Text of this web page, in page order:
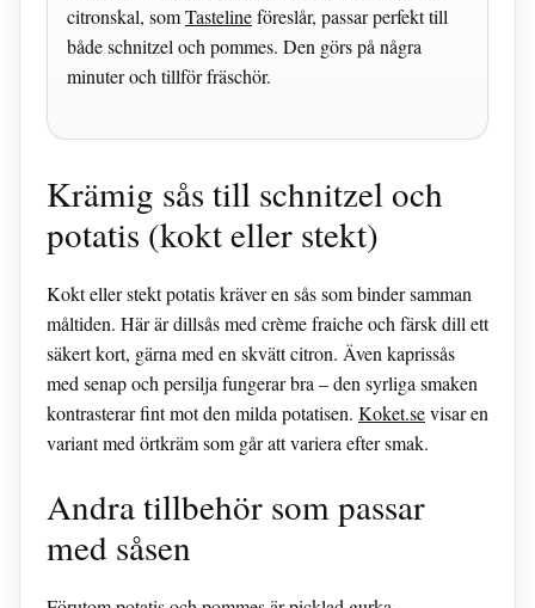
citronskal, somTastelineföreslår, passar perfekt till
både schnitzel och pommes. Den görs på några
minuter och tillför fräschör.
Krämig sås till schnitzel och
potatis (kokt eller stekt)
Kokt eller stekt potatis kräver en sås som binder samman
måltiden. Här är dillsås med crème fraiche och färsk dill ett
säkert kort, gärna med en skvätt citron. Även kaprissås
med senap och persilja fungerar bra – den syrliga smaken
kontrasterar fint mot den milda potatisen. Koket.sevisar en
variant med örtkräm som går att variera efter smak.
Andra tillbehör som passar
med såsen